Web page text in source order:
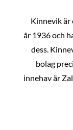
Kinnevik är
år 1936 och
dess.
bolag
innehav är